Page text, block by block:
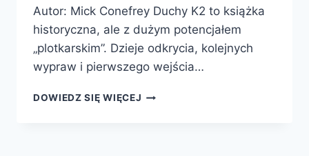
Autor: Mick Conefrey Duchy K2 to książka
historyczna, ale z dużym potencjałem
„plotkarskim”. Dzieje odkrycia, kolejnych
wypraw i pierwszego wejścia…
DOWIEDZ SIĘ WIĘCEJ DUCHY